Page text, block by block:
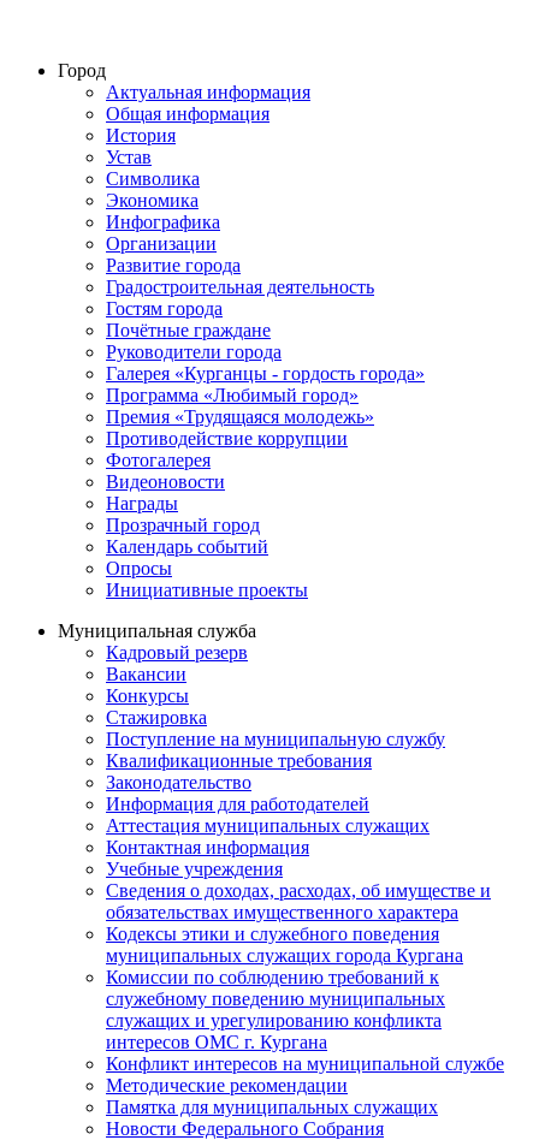
Город
Актуальная информация
Общая информация
История
Устав
Символика
Экономика
Инфографика
Организации
Развитие города
Градостроительная деятельность
Гостям города
Почётные граждане
Руководители города
Галерея «Курганцы - гордость города»
Программа «Любимый город»
Премия «Трудящаяся молодежь»
Противодействие коррупции
Фотогалерея
Видеоновости
Награды
Прозрачный город
Календарь событий
Опросы
Инициативные проекты
Муниципальная служба
Кадровый резерв
Вакансии
Конкурсы
Стажировка
Поступление на муниципальную службу
Квалификационные требования
Законодательство
Информация для работодателей
Аттестация муниципальных служащих
Контактная информация
Учебные учреждения
Сведения о доходах, расходах, об имуществе и
обязательствах имущественного характера
Кодексы этики и служебного поведения
муниципальных служащих города Кургана
Комиссии по соблюдению требований к
служебному поведению муниципальных
служащих и урегулированию конфликта
интересов ОМС г. Кургана
Конфликт интересов на муниципальной службе
Методические рекомендации
Памятка для муниципальных служащих
Новости Федерального Cобрания